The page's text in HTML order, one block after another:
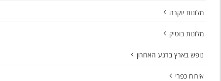
מלונות יוקרה
מלונות בוטיק
נופש בארץ ברגע האחרון
אירוח כפרי